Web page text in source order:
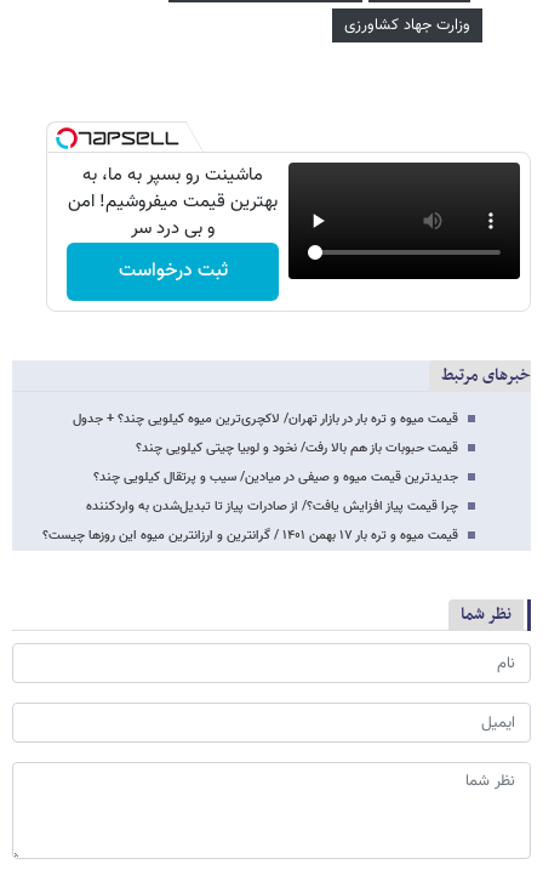
وزارت جهاد کشاورزی
ماشینت رو بسپر به ما، به
بهترین قیمت میفروشیم! امن
و بی درد سر
ثبت درخواست
خبرهای مرتبط
قیمت میوه و تره بار در بازار تهران/ لاکچری‌ترین میوه کیلویی چند؟ + جدول
قیمت حبوبات باز هم بالا رفت/ نخود و لوبیا چیتی کیلویی چند؟
جدیدترین قیمت میوه و صیفی در میادین/ سیب و پرتقال کیلویی چند؟
چرا قیمت پیاز افزایش یافت؟/ از صادرات پیاز تا تبدیل‌شدن به واردکننده
قیمت میوه و تره بار ۱۷ بهمن ۱۴۰۱ / گرانترین و ارزانترین میوه این روزها چیست؟
نظر شما